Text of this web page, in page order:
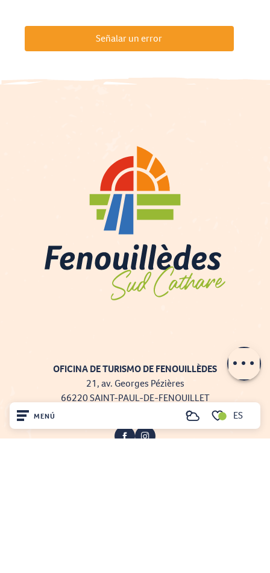
MENÚ
Voir les favoris
Buscar ES
Señalar un error
OFICINA DE TURISMO DE FENOUILLÈDES
21, av. Georges Pézières
66220 SAINT-PAUL-DE-FENOUILLET